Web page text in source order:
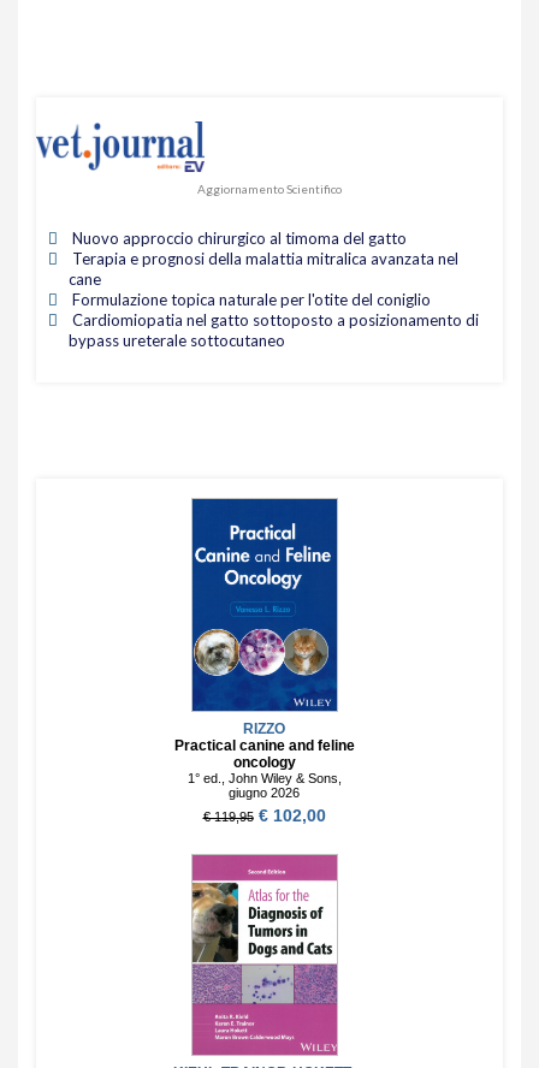
Aggiornamento Scientifico
Nuovo approccio chirurgico al timoma del gatto
Terapia e prognosi della malattia mitralica avanzata nel
cane
Formulazione topica naturale per l'otite del coniglio
Cardiomiopatia nel gatto sottoposto a posizionamento di
bypass ureterale sottocutaneo